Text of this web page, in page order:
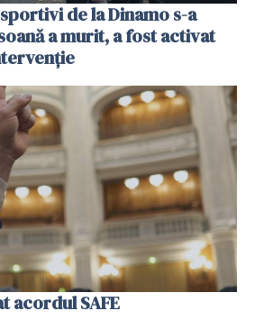
de la Dinamo s-a
a murit, a fost activat
acordul SAFE